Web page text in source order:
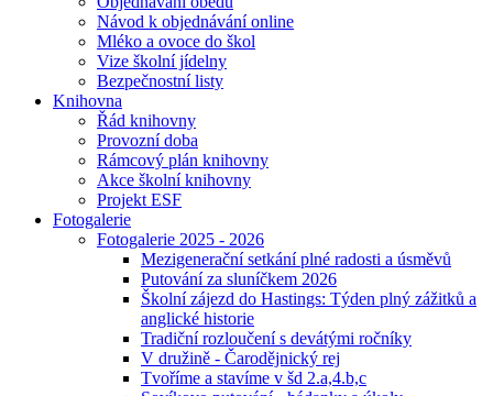
Návod k objednávání online
Mléko a ovoce do škol
Vize školní jídelny
Bezpečnostní listy
Knihovna
Řád knihovny
Provozní doba
Rámcový plán knihovny
Akce školní knihovny
Projekt ESF
Fotogalerie
Fotogalerie 2025 - 2026
Mezigenerační setkání plné radosti a úsměvů
Putování za sluníčkem 2026
Školní zájezd do Hastings: Týden plný zážitků a
anglické historie
Tradiční rozloučení s devátými ročníky
V družině - Čarodějnický rej
Tvoříme a stavíme v šd 2.a,4.b,c